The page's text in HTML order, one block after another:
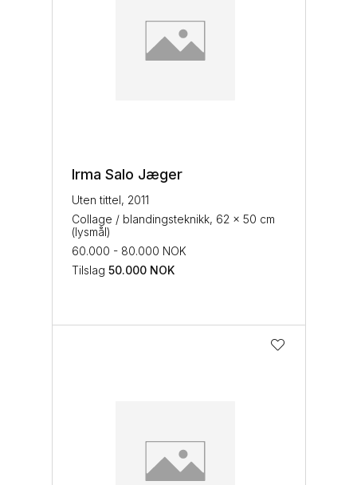
Irma Salo Jæger
Uten tittel, 2011
Collage / blandingsteknikk, 62 x 50 cm
(lysmål)
60.000 - 80.000 NOK
Tilslag 50.000 NOK